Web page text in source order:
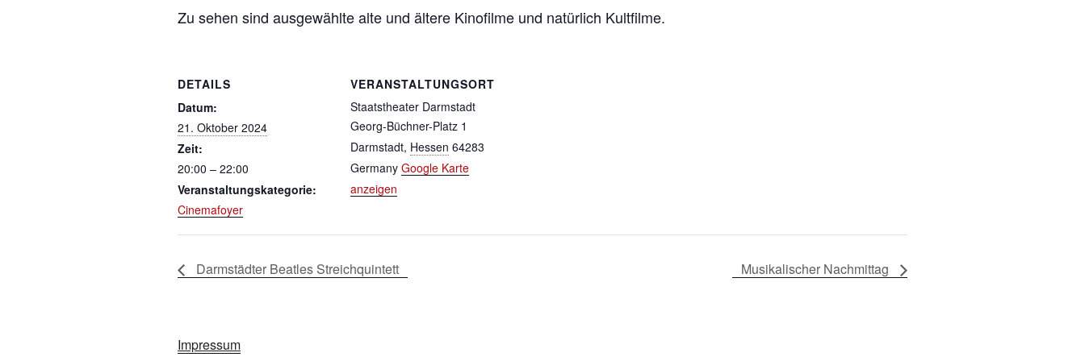
Zu sehen sind ausgewählte alte und ältere Kinofilme und natürlich Kultfilme.
DETAILS
Datum:
21. Oktober 2024
Zeit:
20:00 – 22:00
Veranstaltungskategorie:
Cinemafoyer
VERANSTALTUNGSORT
Staatstheater Darmstadt
Georg-Büchner-Platz 1
Darmstadt, Hessen 64283
Germany Google Karte
anzeigen
Darmstädter Beatles Streichquintett Musikalischer Nachmittag
Impressum